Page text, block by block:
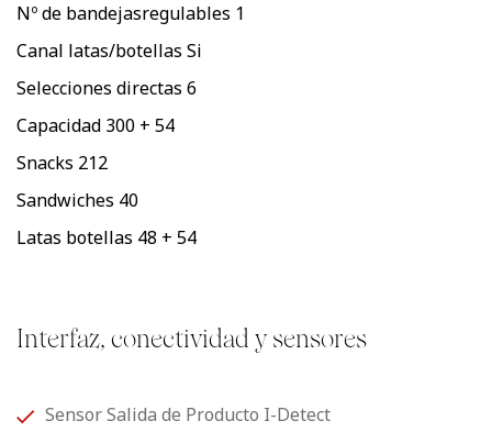
Nº de bandejasregulables 1
Canal latas/botellas Si
Selecciones directas 6
Capacidad 300 + 54
Snacks 212
Sandwiches 40
Latas botellas 48 + 54
Interfaz, conectividad y sensores
Sensor Salida de Producto I-Detect